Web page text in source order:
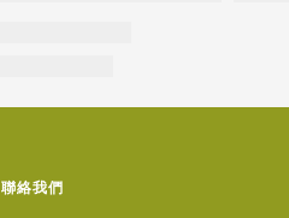
聯絡我們